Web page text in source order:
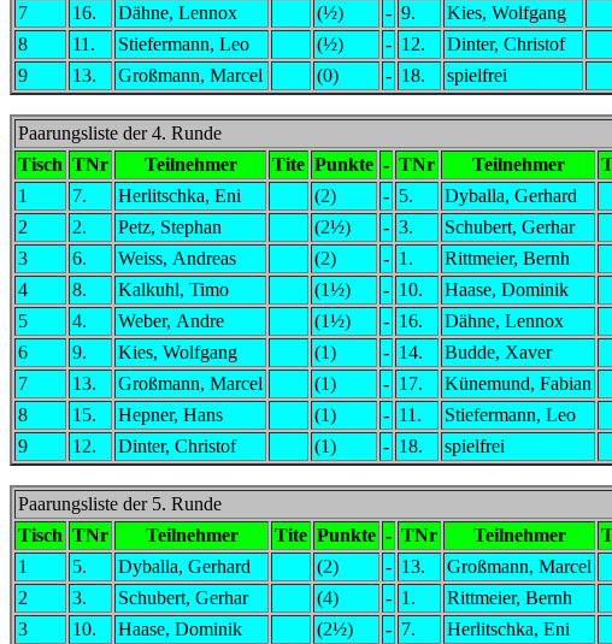
7
16. Dähne, Lennox (½) - 9. Kies, Wolfgang
8
11. Stiefermann, Leo (½) - 12. Dinter, Christof
9
13. Großmann, Marcel (0) - 18. spielfrei
Paarungsliste der 4. Runde
Tisch TNr Teilnehmer Tite Punkte - TNr Teilnehmer
1
7. Herlitschka, Eni (2) - 5. Dyballa, Gerhard
2
2. Petz, Stephan (2½) - 3. Schubert, Gerhar
3
6. Weiss, Andreas (2) - 1. Rittmeier, Bernh
4
8. Kalkuhl, Timo (1½) - 10. Haase, Dominik
5
4. Weber, Andre (1½) - 16. Dähne, Lennox
6
9. Kies, Wolfgang (1) - 14. Budde, Xaver
7
13. Großmann, Marcel (1) - 17. Künemund, Fabian
8
15. Hepner, Hans (1) - 11. Stiefermann, Leo
9
12. Dinter, Christof (1) - 18. spielfrei
Paarungsliste der 5. Runde
Tisch TNr Teilnehmer Tite Punkte - TNr Teilnehmer
1
5. Dyballa, Gerhard (2) - 13. Großmann, Marcel
2
3. Schubert, Gerhar (4) - 1. Rittmeier, Bernh
3
10. Haase, Dominik (2½) - 7. Herlitschka, Eni